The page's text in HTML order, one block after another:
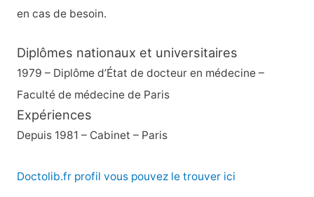
en cas de besoin.
Diplômes nationaux et universitaires
1979 – Diplôme d’État de docteur en médecine –
Faculté de médecine de Paris
Expériences
Depuis 1981 – Cabinet – Paris
Doctolib.fr profil vous pouvez le trouver ici